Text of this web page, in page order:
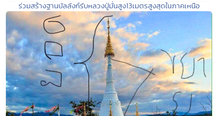
ร่วมสร้างฐานบัลลังก์รับหลวงปู่มั่นสูง13เมตรสูงสุดในภาคเหนือ